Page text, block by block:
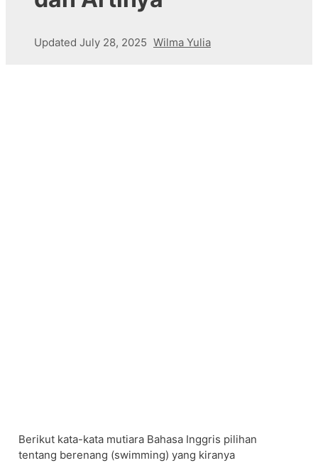
Updated July 28, 2025 Wilma Yulia
Berikut kata-kata mutiara Bahasa Inggris pilihan
tentang berenang (swimming) yang kiranya